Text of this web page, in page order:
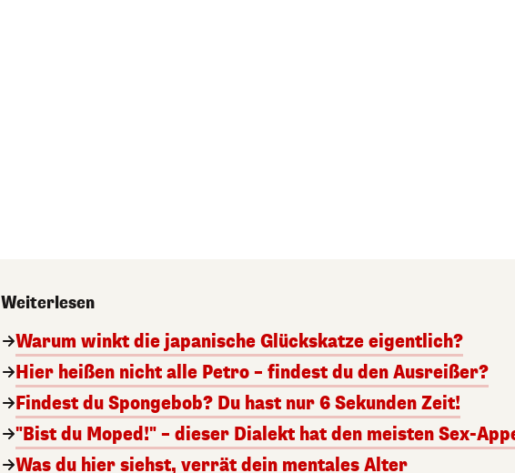
Weiterlesen
Warum winkt die japanische Glückskatze eigentlich?
Hier heißen nicht alle Petro – findest du den Ausreißer?
Findest du Spongebob? Du hast nur 6 Sekunden Zeit!
"Bist du Moped!" – dieser Dialekt hat den meisten Sex-
Was du hier siehst, verrät dein mentales Alter